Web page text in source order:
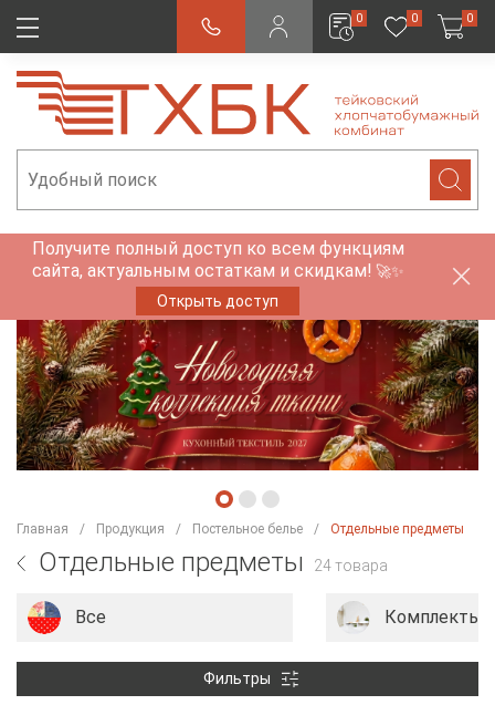
0 0 0
Получите полный доступ ко всем функциям
сайта, актуальным остаткам и скидкам! 🚀✨
Открыть доступ
Главная Продукция Постельное белье Отдельные предметы
Отдельные предметы 24 товара
Все Комплекты
Фильтры